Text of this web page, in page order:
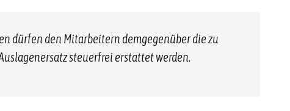
dürfen den Mitarbeitern demgegenüber die zu
steuerfrei erstattet werden.